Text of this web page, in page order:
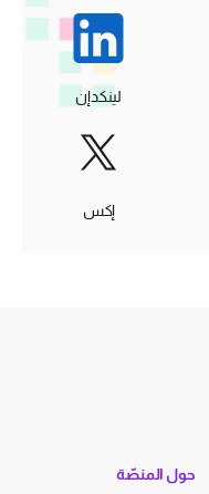
لينكدإن
إكس
حول المنصّة